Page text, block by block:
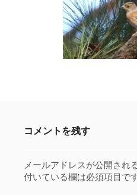
コメントを残す
メールアドレスが公開され
付いている欄は必須項目で